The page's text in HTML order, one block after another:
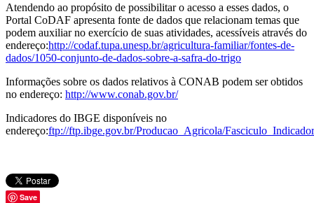
Atendendo ao propósito de possibilitar o acesso a esses dados, o
Portal CoDAF apresenta fonte de dados que relacionam temas que
podem auxiliar no exercício de suas atividades, acessíveis através do
endereço:http://codaf.tupa.unesp.br/agricultura-familiar/fontes-de-
dados/1050-conjunto-de-dados-sobre-a-safra-do-trigo
Informações sobre os dados relativos à CONAB podem ser obtidos
no endereço: http://www.conab.gov.br/
Indicadores do IBGE disponíveis no
endereço:ftp://ftp.ibge.gov.br/Producao_Agricola/
Save